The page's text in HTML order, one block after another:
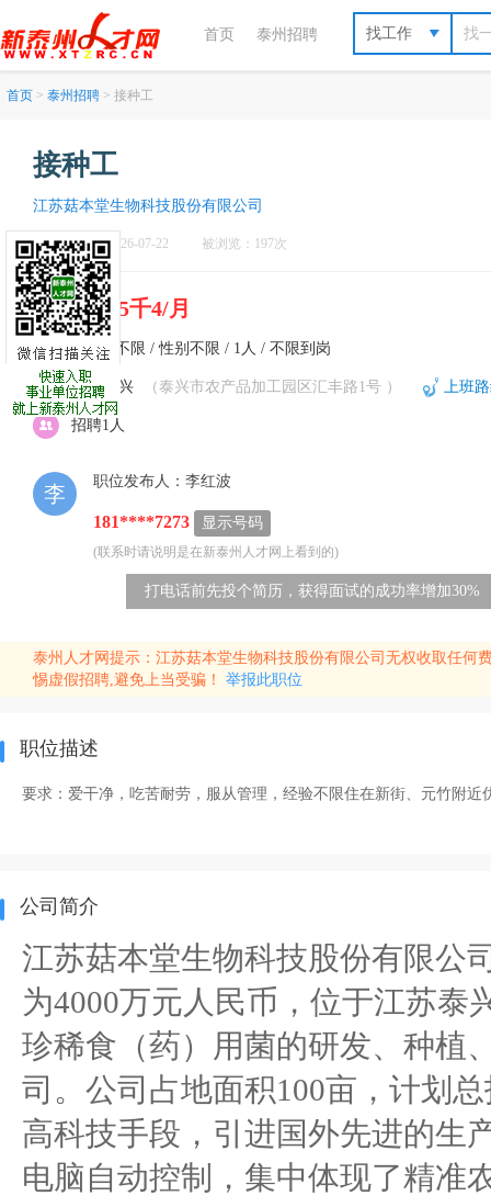
首页 泰州招聘 找工作
首页 > 泰州招聘 > 接种工
接种工
江苏菇本堂生物科技股份有限公司
刷新于：2026-07-22 被浏览：197次
4千5-5千4/月
不限 / 不限 / 性别不限 / 1人 / 不限到岗
泰州-泰兴 （泰兴市农产品加工园区汇丰路1号 ） 上班
招聘1人
李
职位发布人：李红波
181****7273 显示号码
(联系时请说明是在新泰州人才网上看到的)
打电话前先投个简历，获得面试的成功率增加30%
泰州人才网提示：江苏菇本堂生物科技股份有限公司无权收取任
惕虚假招聘,避免上当受骗！ 举报此职位
职位描述
要求：爱干净，吃苦耐劳，服从管理，经验不限住在新街、元竹附近
公司简介
江苏菇本堂生物科技股份有限公
为4000万元人民币，位于江苏泰
珍稀食（药）用菌的研发、种植
司。公司占地面积100亩，计划
高科技手段，引进国外先进的生
电脑自动控制，集中体现了精准